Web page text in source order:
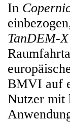
In
TanDEM-X
BMVI auf
Nutzer mit